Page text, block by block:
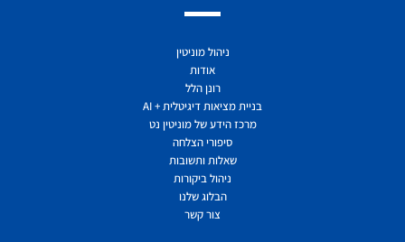
ניהול מוניטין
אודות
רונן הלל
בניית מציאות דיגיטלית + AI
מרכז הידע של מוניטין נט
סיפורי הצלחה
שאלות ותשובות
ניהול ביקורות
הבלוג שלנו
צור קשר